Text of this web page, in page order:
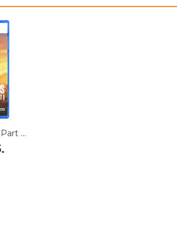
Игра The Last of Us Part 1 (I) (PS5) (русская версия)